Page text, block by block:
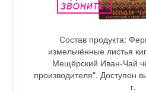
Состав продукта:
измельчённые листья
Мещёрский Иван-Чай
производителя". Доступен
г.